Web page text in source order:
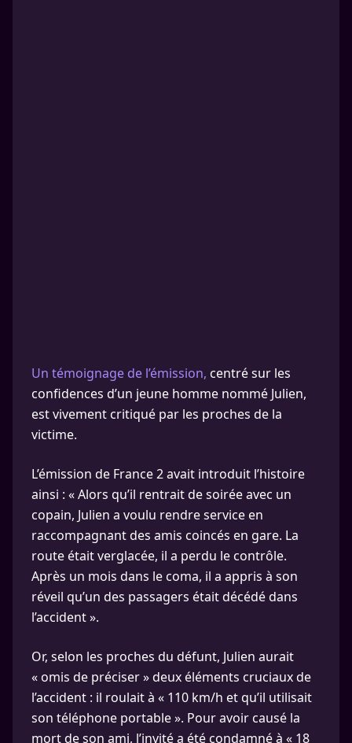
Un témoignage de l’émission, centré sur les
confidences d’un jeune homme nommé Julien,
est vivement critiqué par les proches de la
victime.
L’émission de France 2 avait introduit l’histoire
ainsi : « Alors qu’il rentrait de soirée avec un
copain, Julien a voulu rendre service en
raccompagnant des amis coincés en gare. La
route était verglacée, il a perdu le contrôle.
Après un mois dans le coma, il a appris à son
réveil qu’un des passagers était décédé dans
l’accident ».
Or, selon les proches du défunt, Julien aurait
« omis de préciser » deux éléments cruciaux de
l’accident : il roulait à « 110 km/h et qu’il utilisait
son téléphone portable ». Pour avoir causé la
mort de son ami, l’invité a été condamné à « 18